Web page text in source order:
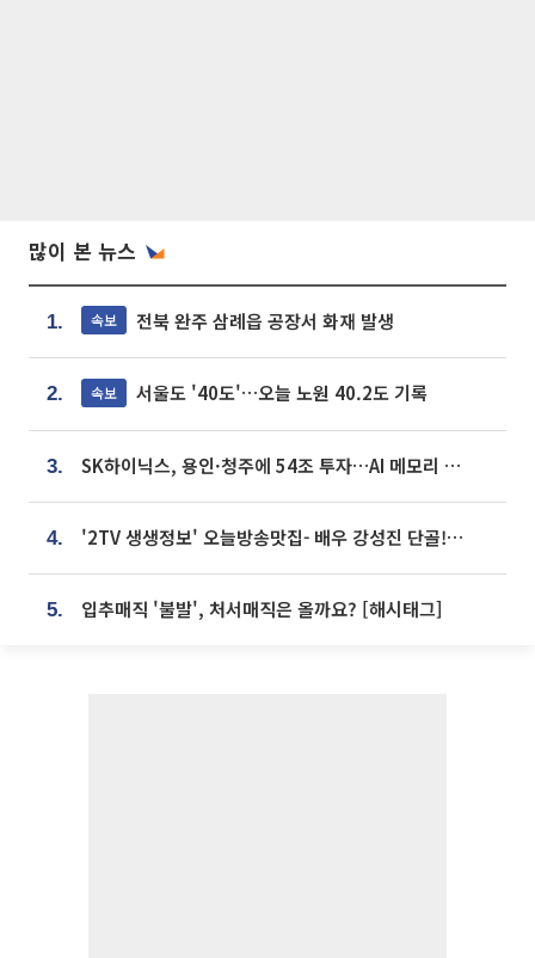
많이 본 뉴스
1. 속보 전북 완주 삼례읍 공장서 화재 발생
2. 속보 서울도 '40도'…오늘 노원 40.2도 기록
3. SK하이닉스, 용인·청주에 54조 투자…AI 메모리 생산기지 키운다
4. '2TV 생생정보' 오늘방송맛집- 배우 강성진 단골! 쌀국수ㆍ푸팟퐁 커리 맛집 '블○○○'
5. 입추매직 '불발', 처서매직은 올까요? [해시태그]